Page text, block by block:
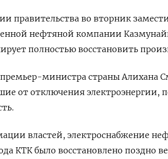
правительства во вторник
нефтяной компании
полностью восстановить
министра страны Алихана
от отключения электроэнергии,
властей, электроснабжение
КТК было восстановлено поздно